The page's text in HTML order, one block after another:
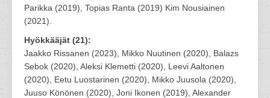
Parikka (2019), Topias Ranta (2019) Kim Nousiainen
(2021).
Hyökkääjät (21):
Jaakko Rissanen (2023), Mikko Nuutinen (2020), Balazs
Sebok (2020), Aleksi Klemetti (2020), Leevi Aaltonen
(2020), Eetu Luostarinen (2020), Mikko Juusola (2020),
Juuso Könönen (2020), Joni Ikonen (2019), Alexander